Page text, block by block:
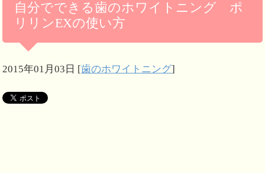
自分でできる歯のホワイトニング ポ
リリンEXの使い方
2015年01月03日 [歯のホワイトニング]